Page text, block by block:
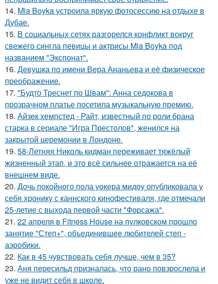
14. Mia Boyka устроила яркую фотосессию на отдыхе в
Дубае.
15. В социальных сетях разгорелся конфликт вокруг
свежего сингла певицы и актрисы Mia Boyka под
названием "Экспонат".
16. Девушка по имени Вера Ананьева и её физическое
преображение.
17. "Будто Треснет по Швам": Анна седокова в
прозрачном платье посетила музыкальную премию.
18. Айзек хемпстед - Райт, известный по роли брана
старка в сериале "Игра Престолов", женился на
закрытой церемонии в Лондоне.
19. 58-Летняя Николь кидман переживает тяжёлый
жизненный этап, и это всё сильнее отражается на её
внешнем виде.
20. Дочь покойного пола уокера мидоу опубликовала у
себя хронику с каннского кинофестиваля, где отмечали
25-летие с выхода первой части "Форсажа".
21. 22 апреля в Fitness House на пулковском прошло
занятие "Степ+", объединившее любителей степ -
аэробики.
22. Как в 45 чувствовать себя лучше, чем в 35?
23. Аня пересильд призналась, что рано повзрослела и
уже не видит себя в школе.